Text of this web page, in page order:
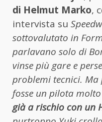
di Helmut Marko,
intervista su
sottovalutato in
parlavano solo di
vinse più gare e
problemi tecnici. Ma
fosse un pilota molto
già a rischio con un